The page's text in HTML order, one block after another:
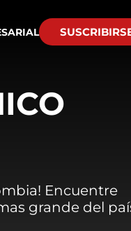
Encuentre
grande del